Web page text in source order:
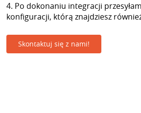
4. Po dokonaniu integracji
konfiguracji, którą znajdziesz
Skontaktuj się z nami!